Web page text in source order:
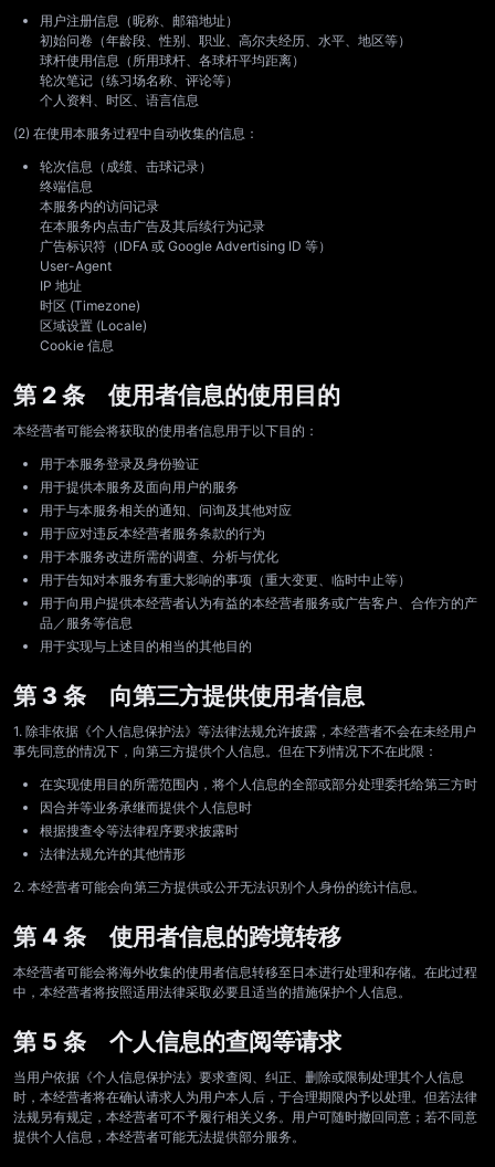
用户注册信息（昵称、邮箱地址）
初始问卷（年龄段、性别、职业、高尔夫经历、水平、地区等）
球杆使用信息（所用球杆、各球杆平均距离）
轮次笔记（练习场名称、评论等）
个人资料、时区、语言信息
(2) 在使用本服务过程中自动收集的信息：
轮次信息（成绩、击球记录）
终端信息
本服务内的访问记录
在本服务内点击广告及其后续行为记录
广告标识符（IDFA 或 Google Advertising ID 等）
User-Agent
IP 地址
时区 (Timezone)
区域设置 (Locale)
Cookie 信息
第 2 条 使用者信息的使用目的
本经营者可能会将获取的使用者信息用于以下目的：
用于本服务登录及身份验证
用于提供本服务及面向用户的服务
用于与本服务相关的通知、问询及其他对应
用于应对违反本经营者服务条款的行为
用于本服务改进所需的调查、分析与优化
用于告知对本服务有重大影响的事项（重大变更、临时中止等）
用于向用户提供本经营者认为有益的本经营者服务或广告客户、合作方的产
品／服务等信息
用于实现与上述目的相当的其他目的
第 3 条 向第三方提供使用者信息
1. 除非依据《个人信息保护法》等法律法规允许披露，本经营者不会在未经用户
事先同意的情况下，向第三方提供个人信息。但在下列情况下不在此限：
在实现使用目的所需范围内，将个人信息的全部或部分处理委托给第三方时
因合并等业务承继而提供个人信息时
根据搜查令等法律程序要求披露时
法律法规允许的其他情形
2. 本经营者可能会向第三方提供或公开无法识别个人身份的统计信息。
第 4 条 使用者信息的跨境转移
本经营者可能会将海外收集的使用者信息转移至日本进行处理和存储。在此过程
中，本经营者将按照适用法律采取必要且适当的措施保护个人信息。
第 5 条 个人信息的查阅等请求
当用户依据《个人信息保护法》要求查阅、纠正、删除或限制处理其个人信息
时，本经营者将在确认请求人为用户本人后，于合理期限内予以处理。但若法律
法规另有规定，本经营者可不予履行相关义务。用户可随时撤回同意；若不同意
提供个人信息，本经营者可能无法提供部分服务。